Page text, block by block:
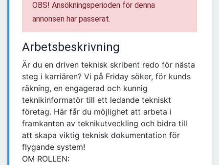
OBS! Ansökningsperioden för denna
annonsen har passerat.
Arbetsbeskrivning
Är du en driven teknisk skribent redo för nästa
steg i karriären? Vi på Friday söker, för kunds
räkning, en engagerad och kunnig
teknikinformatör till ett ledande tekniskt
företag. Här får du möjlighet att arbeta i
framkanten av teknikutveckling och bidra till
att skapa viktig teknisk dokumentation för
flygande system!
OM ROLLEN: